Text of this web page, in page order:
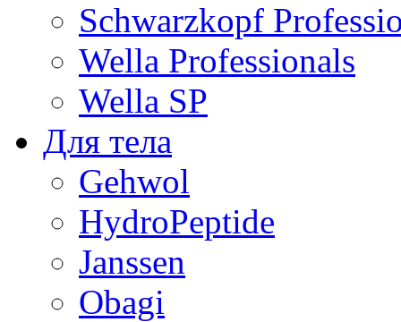
Schwarzkopf
Wella Professionals
Wella SP
Для тела
Gehwol
HydroPeptide
Janssen
Obagi